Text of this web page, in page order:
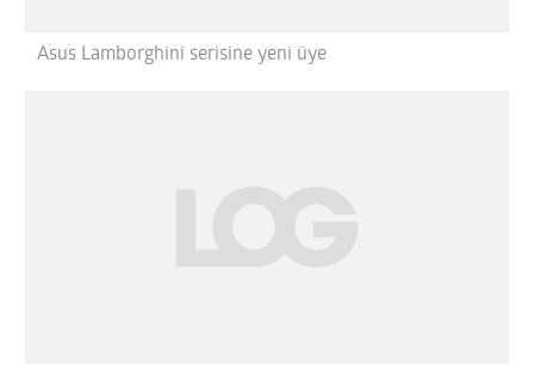
Asus Lamborghini serisine yeni üye